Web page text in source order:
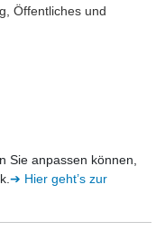
Öffentliches und
Sie anpassen können,
➔ Hier geht’s zur